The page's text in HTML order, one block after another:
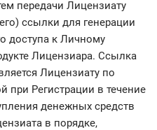
передачи Лицензиату
ссылки для генерации
доступа к Личному
Лицензиара. Ссылка
Лицензиату по
при Регистрации в течение
денежных средств
в порядке,